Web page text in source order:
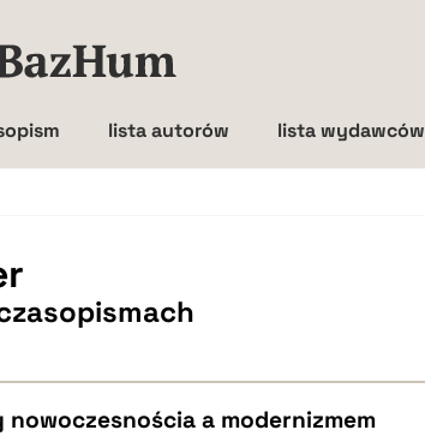
lista autorów lista wydawców
a modernizmem